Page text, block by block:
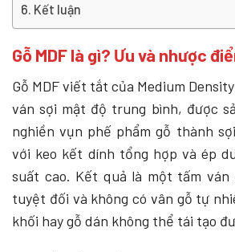
Kết luận
Gỗ MDF là gì? Ưu và nhược
Gỗ MDF viết tắt của Medium
ván sợi mật độ trung bình, được
nghiền vụn phế phẩm gỗ thành
với keo kết dính tổng hợp và ép
suất cao. Kết quả là một tấm ván
tuyệt đối và không có vân gỗ tự
khối hay gỗ dán không thể tái tạo